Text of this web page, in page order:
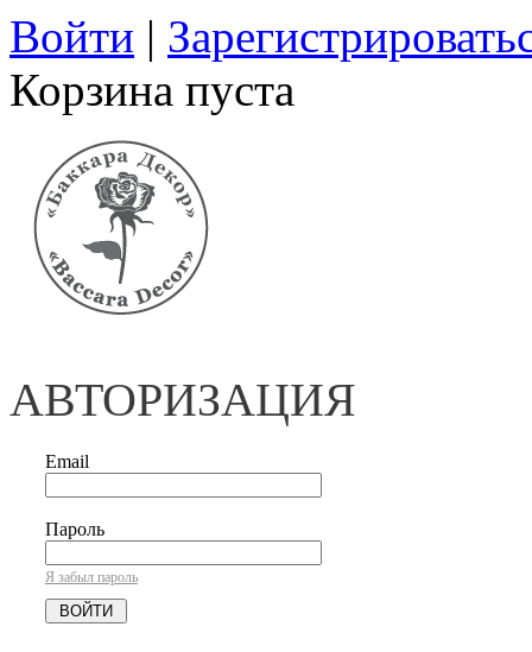
Войти |
Корзина пуста
АВТОРИЗАЦИЯ
Email
Пароль
Я забыл пароль